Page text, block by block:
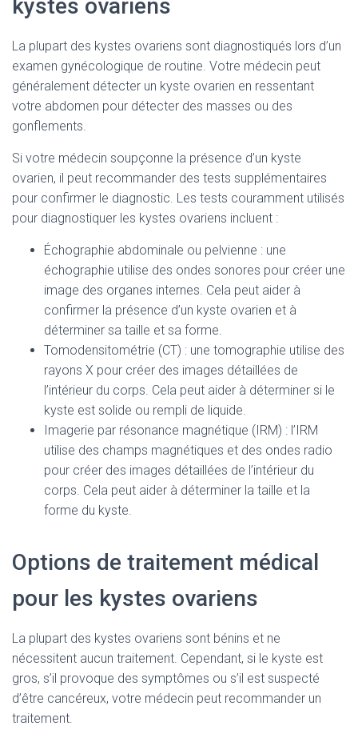
kystes ovariens
La plupart des kystes ovariens sont diagnostiqués lors d’un
examen gynécologique de routine. Votre médecin peut
généralement détecter un kyste ovarien en ressentant
votre abdomen pour détecter des masses ou des
gonflements.
Si votre médecin soupçonne la présence d’un kyste
ovarien, il peut recommander des tests supplémentaires
pour confirmer le diagnostic. Les tests couramment utilisés
pour diagnostiquer les kystes ovariens incluent :
Échographie abdominale ou pelvienne : une
échographie utilise des ondes sonores pour créer une
image des organes internes. Cela peut aider à
confirmer la présence d’un kyste ovarien et à
déterminer sa taille et sa forme.
Tomodensitométrie (CT) : une tomographie utilise des
rayons X pour créer des images détaillées de
l’intérieur du corps. Cela peut aider à déterminer si le
kyste est solide ou rempli de liquide.
Imagerie par résonance magnétique (IRM) : l’IRM
utilise des champs magnétiques et des ondes radio
pour créer des images détaillées de l’intérieur du
corps. Cela peut aider à déterminer la taille et la
forme du kyste.
Options de traitement médical
pour les kystes ovariens
La plupart des kystes ovariens sont bénins et ne
nécessitent aucun traitement. Cependant, si le kyste est
gros, s’il provoque des symptômes ou s’il est suspecté
d’être cancéreux, votre médecin peut recommander un
traitement.